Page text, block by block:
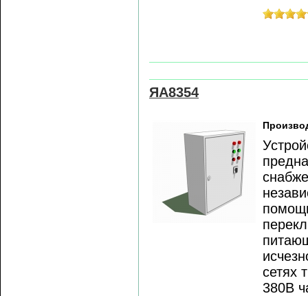
ЯА8354
сетях
380В